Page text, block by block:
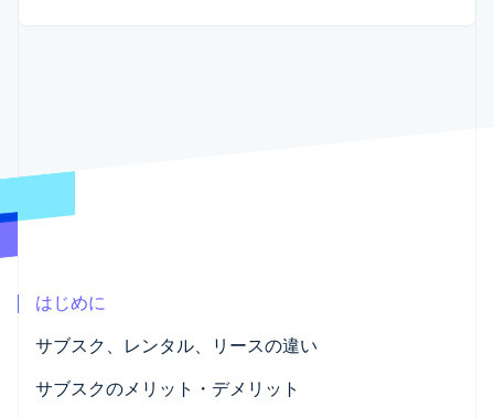
Radar
カーボンリムーバル
Identity
オンライン本人確認
メディアおよびエンター
コードサンプル
はじめに
サブスク、レンタル、リースの違い
サブスクとは？
サブスクのメリット・デメリット